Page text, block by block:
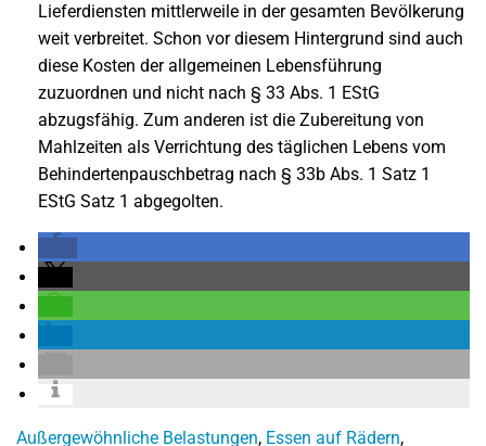
Lieferdiensten mittlerweile in der gesamten Bevölkerung
weit verbreitet. Schon vor diesem Hintergrund sind auch
diese Kosten der allgemeinen Lebensführung
zuzuordnen und nicht nach § 33 Abs. 1 EStG
abzugsfähig. Zum anderen ist die Zubereitung von
Mahlzeiten als Verrichtung des täglichen Lebens vom
Behindertenpauschbetrag nach § 33b Abs. 1 Satz 1
EStG Satz 1 abgegolten.
Außergewöhnliche Belastungen, Essen auf Rädern,